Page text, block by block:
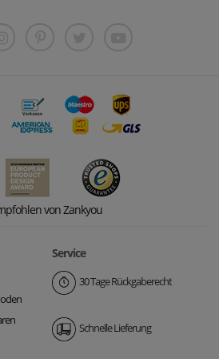
Service
30 Tage Rückgaberecht
Schnelle Lieferung